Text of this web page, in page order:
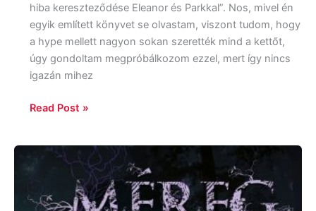
hiba kereszteződése Eleanor és Parkkal”. Nos, mivel én
egyik említett könyvet se olvastam, viszont tudom, hogy
a hype mellett nagyon sokan szerették mind a kettőt,
úgy gondoltam megpróbálkozom ezzel, mert így nincs
igazán mihez
Read Post »
Maryrose
Wood: